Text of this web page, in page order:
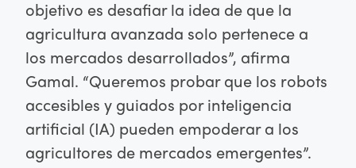
objetivo es desafiar la idea de que la
agricultura avanzada solo pertenece a
los mercados desarrollados”, afirma
Gamal. “Queremos probar que los robots
accesibles y guiados por inteligencia
artificial (IA) pueden empoderar a los
agricultores de mercados emergentes”.